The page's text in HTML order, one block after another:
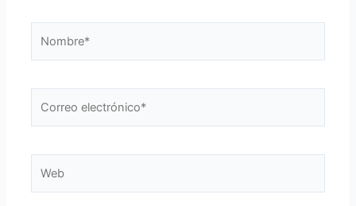
electrónico*